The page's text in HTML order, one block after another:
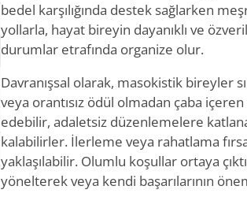
bedel karşılığında destek sağlarken
yollarla, hayat bireyin dayanıklı ve
durumlar etrafında organize olur.
Davranışsal olarak, masokistik bireyler
veya orantısız ödül olmadan çaba
edebilir, adaletsiz düzenlemelere
kalabilirler. İlerleme veya rahatlama
yaklaşılabilir. Olumlu koşullar ortaya
yönelterek veya kendi başarılarının